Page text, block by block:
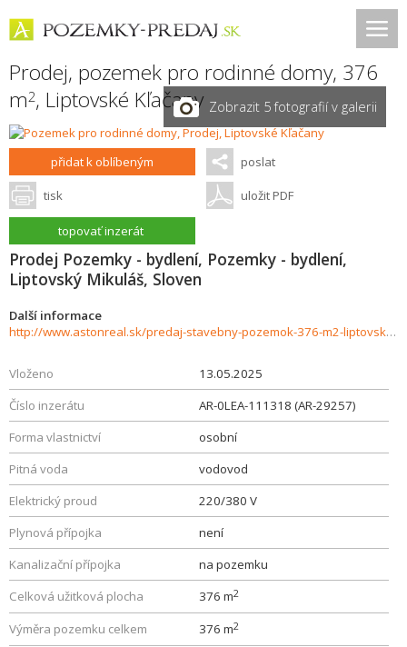
Prodej, pozemek pro rodinné domy, 376
m2, Liptovské Kľačany Zobrazit 5 fotografií v galerii
přidat k oblíbeným poslat
tisk uložit PDF
topovať inzerát
Prodej Pozemky - bydlení, Pozemky - bydlení,
Liptovský Mikuláš, Sloven
Další informace
http://www.astonreal.sk/predaj-stavebny-pozemok-376-m2-liptovske-klacany-liptovsky-mikulas-902116
Vloženo
13.05.2025
Číslo inzerátu
AR-0LEA-111318 (AR-29257)
Forma vlastnictví
osobní
Pitná voda
vodovod
Elektrický proud
220/380 V
Plynová přípojka
není
Kanalizační přípojka
na pozemku
Celková užitková plocha
376 m2
Výměra pozemku celkem 376 m2